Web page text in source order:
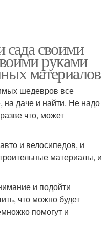
сада своими
руками
материалов
шедевров все
даче и найти. Не надо
что, может
и велосипедов, и
материалы, и
и подойти
что можно будет
помогут и